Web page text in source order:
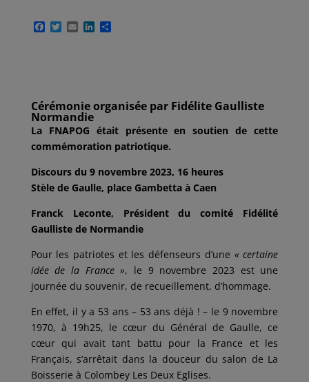
F
k
T E L
n
P
r
Cérémonie organisée par Fidélite Gaulliste
Normandie
La FNAPOG était présente en soutien de cette
commémoration patriotique.
Discours du 9 novembre 2023, 16 heures
Stèle de Gaulle, place Gambetta à Caen
Franck Leconte, Président du comité Fidélité
Gaulliste de Normandie
Pour les patriotes et les défenseurs d’une « certaine
idée de la France », le 9 novembre 2023 est une
journée du souvenir, de recueillement, d’hommage.
En effet, il y a 53 ans – 53 ans déjà ! – le 9 novembre
1970, à 19h25, le cœur du Général de Gaulle, ce
cœur qui avait tant battu pour la France et les
Français, s’arrêtait dans la douceur du salon de La
Boisserie à Colombey Les Deux Eglises.